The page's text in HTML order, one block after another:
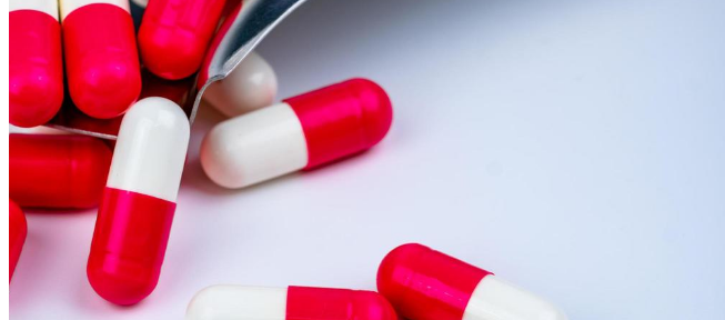
Vidéos
Motion graphics
Images Éditoriales
Événements Éditoriaux